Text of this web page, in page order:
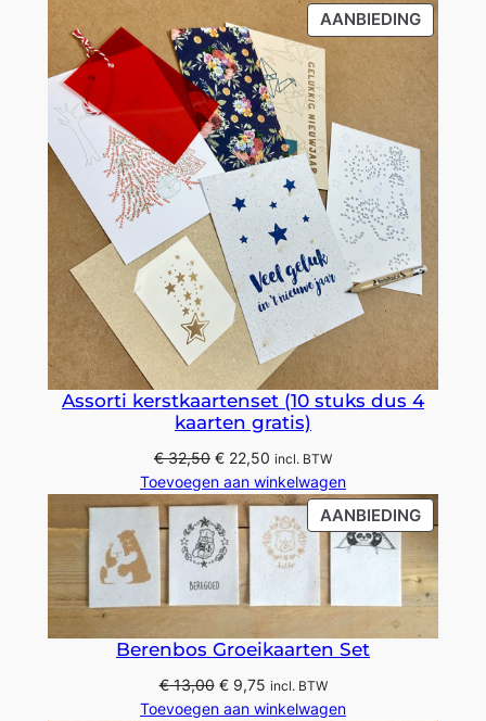
AANBIEDING
IN
DE
Assorti kerstkaartenset (10 stuks dus 4
kaarten gratis)
€32,50 Oorspronkelijke
prijs
was:
€ 32,50.
€ 22,50 Huidige
prijs
is:
€ 22,50.
incl. BTW
Toevoegen aan winkelwagen
AANBIEDING
IN
DE
Berenbos Groeikaarten Set
€13,00 Oorspronkelijke
prijs
€9,75Huidige
prijs
incl. BTW
Toevoegen aan winkelwagen